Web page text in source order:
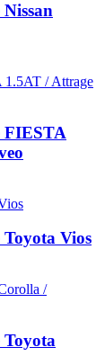
FIESTA
Vios